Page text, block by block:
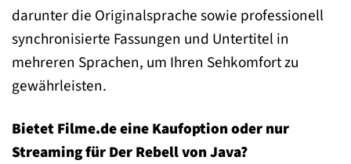
darunter die Originalsprache sowie professionell
synchronisierte Fassungen und Untertitel in
mehreren Sprachen, um Ihren Sehkomfort zu
gewährleisten.
Bietet Filme.de eine Kaufoption oder nur
Streaming für Der Rebell von Java?